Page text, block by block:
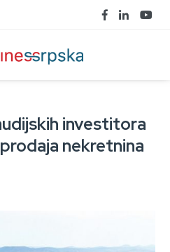
investitora
nekretnina